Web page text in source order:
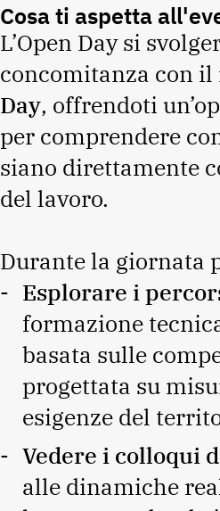
Cosa ti aspetta
L’Open Day si
concomitanza con il
Day, offrendoti
per comprendere
siano direttamente
del lavoro.
Durante la giornata
Esplorare i
formazione
basata sulle
progettata su
esigenze del
Vedere i colloqui
alle dinamiche